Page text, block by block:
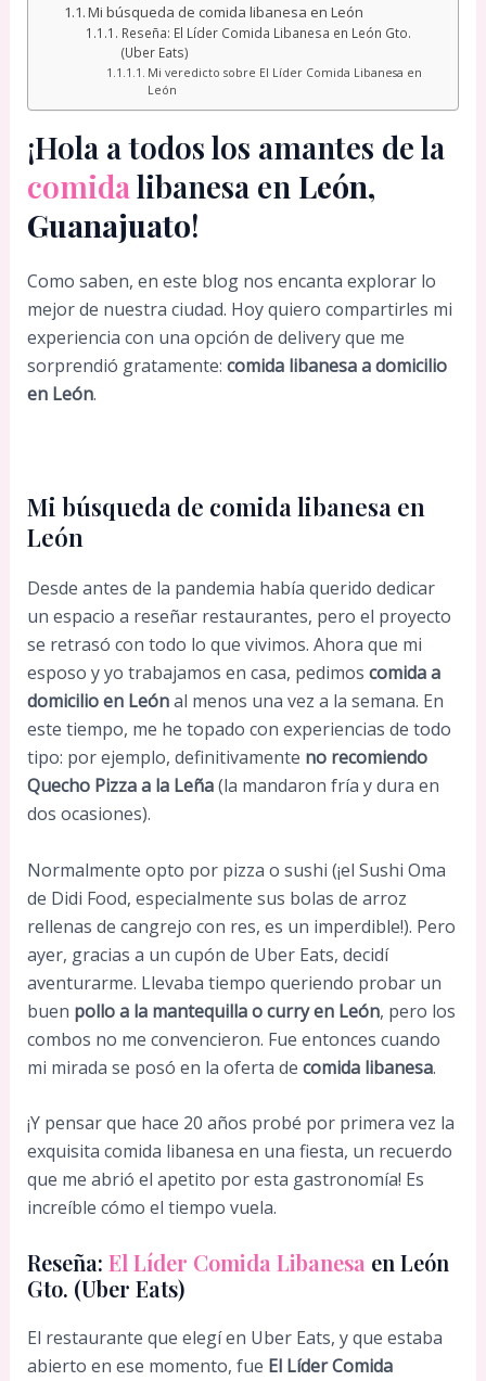
Mi búsqueda de comida libanesa en León
Reseña: El Líder Comida Libanesa en León Gto.
(Uber Eats)
Mi veredicto sobre El Líder Comida Libanesa en
León
¡Hola a todos los amantes de la
comidalibanesa en León,
Guanajuato!
Como saben, en este blog nos encanta explorar lo
mejor de nuestra ciudad. Hoy quiero compartirles mi
experiencia con una opción de delivery que me
sorprendió gratamente: comida libanesa a domicilio
en León.
Mi búsqueda de comida libanesa en
León
Desde antes de la pandemia había querido dedicar
un espacio a reseñar restaurantes, pero el proyecto
se retrasó con todo lo que vivimos. Ahora que mi
esposo y yo trabajamos en casa, pedimos comida a
domicilio en Leónal menos una vez a la semana. En
este tiempo, me he topado con experiencias de todo
tipo: por ejemplo, definitivamente no recomiendo
Quecho Pizza a la Leña(la mandaron fría y dura en
dos ocasiones).
Normalmente opto por pizza o sushi (¡el Sushi Oma
de Didi Food, especialmente sus bolas de arroz
rellenas de cangrejo con res, es un imperdible!). Pero
ayer, gracias a un cupón de Uber Eats, decidí
aventurarme. Llevaba tiempo queriendo probar un
buen pollo a la mantequilla o curry en León, pero los
combos no me convencieron. Fue entonces cuando
mi mirada se posó en la oferta de comida libanesa.
¡Y pensar que hace 20 años probé por primera vez la
exquisita comida libanesa en una fiesta, un recuerdo
que me abrió el apetito por esta gastronomía! Es
increíble cómo el tiempo vuela.
Reseña: El Líder Comida Libanesa en León
Gto. (Uber Eats)
El restaurante que elegí en Uber Eats, y que estaba
abierto en ese momento, fue El Líder Comida